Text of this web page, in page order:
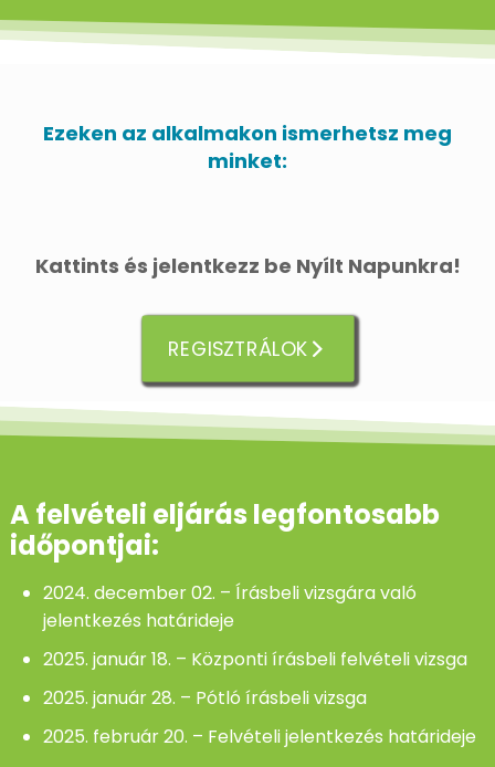
Ezeken az alkalmakon ismerhetsz meg
minket:
Kattints és jelentkezz be Nyílt Napunkra!
REGISZTRÁLOK
A felvételi eljárás legfontosabb
időpontjai:
2024. december 02. – Írásbeli vizsgára való
jelentkezés határideje
2025. január 18. – Központi írásbeli felvételi vizsga
2025. január 28. – Pótló írásbeli vizsga
2025. február 20. – Felvételi jelentkezés határideje